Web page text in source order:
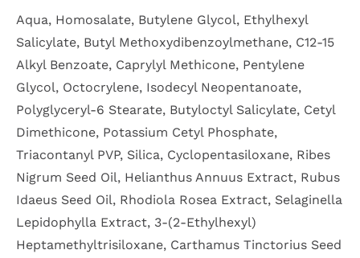
Aqua, Homosalate, Butylene Glycol, Ethylhexyl
Salicylate, Butyl Methoxydibenzoylmethane, C12-15
Alkyl Benzoate, Caprylyl Methicone, Pentylene
Glycol, Octocrylene, Isodecyl Neopentanoate,
Polyglyceryl-6 Stearate, Butyloctyl Salicylate, Cetyl
Dimethicone, Potassium Cetyl Phosphate,
Triacontanyl PVP, Silica, Cyclopentasiloxane, Ribes
Nigrum Seed Oil, Helianthus Annuus Extract, Rubus
Idaeus Seed Oil, Rhodiola Rosea Extract, Selaginella
Lepidophylla Extract, 3-(2-Ethylhexyl)
Heptamethyltrisiloxane, Carthamus Tinctorius Seed